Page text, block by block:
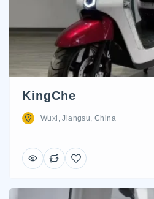
KingChe
Wuxi, Jiangsu, China